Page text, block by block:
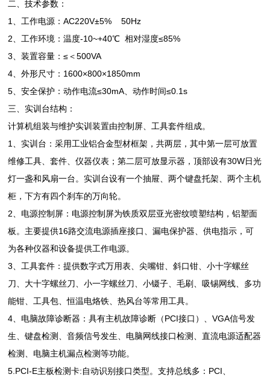
二、技术参数：
1、工作电源：AC220V±5% 50Hz
2、工作环境：温度-10~+40℃ 相对湿度≤85%
3、装置容量：≤＜500VA
4、外形尺寸：1600×800×1850mm
5、安全保护：动作电流≤30mA、动作时间≤0.1s
三、实训台结构：
计算机组装与维护实训装置由控制屏、工具套件组成。
1、实训台：采用工业铝合金型材框架，共两层，其中第一层可放置
维修工具、套件、仪器仪表；第二层可放显示器，顶部设有30W日光
灯一盏和风扇一台。实训台设有一个抽屉、两个键盘托架、两个主机
柜，下方有四个刹车的万向轮。
2、电源控制屏：电源控制屏为铁质双层亚光密纹喷塑结构，铝塑面
板。主要提供16路交流电源插座接口、漏电保护器、供电指示，可
为各种仪器和设备提供工作电源。
3、工具套件：提供数字式万用表、尖嘴钳、斜口钳、小十字螺丝
刀、大十字螺丝刀、小一字螺丝刀、小镊子、毛刷、吸锡网线、多功
能钳、工具包、恒温电烙铁、热风台等常用工具。
4、电脑故障诊断器：具有主机故障诊断（PCI接口）、VGA信号发
生、键盘检测、音频信号发生、电脑网线接口检测、直流电源适配器
检测、电脑主机漏点检测等功能。
5.PCI-E主板检测卡:自动识别接口类型。支持总线多：PCI、